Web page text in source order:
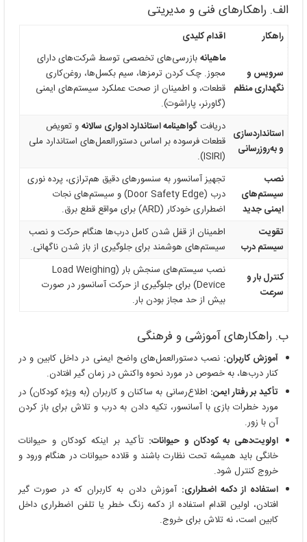
الف. راهکارهای فنی و مدیریتی
راهکار اقدام کلیدی
سرویس و
نگهداری منظم
ماهیانهبازرسی‌های تخصصی توسط شرکت‌های دارای
مجوز. چک کردن ترمزها، سیم بکسل‌ها، روغن‌کاری
قطعات، و اطمینان از صحت عملکرد سیستم‌های ایمنی
(گاورنر، پاراشوت).
استانداردسازی
و به‌روزرسانی
دریافتگواهینامه استاندارد ادواری سالانهو تعویض
قطعات فرسوده بر اساس دستورالعمل‌های استاندارد ملی
(ISIRI).
نصب
سیستم‌های
ایمنی جدید
تجهیز آسانسور به سنسورهای دقیق هم‌ترازی، پرده نوری
درب (Door Safety Edge) و سیستم‌های نجات
اضطراری خودکار (ARD) برای مواقع قطع برق.
تقویت
سیستم درب
اطمینان از قفل شدن کامل درب‌ها هنگام حرکت و نصب
سیستم‌های هوشمند برای جلوگیری از باز شدن ناگهانی.
کنترل بار و
سرعت
نصب سیستم‌های سنجش بار (Load Weighing
Device) برای جلوگیری از حرکت آسانسور در صورت
بیش از حد مجاز بودن بار.
ب. راهکارهای آموزشی و فرهنگی
آموزش کاربران: نصب دستورالعمل‌های واضح ایمنی در داخل کابین و در
کنار درب‌ها، به خصوص در مورد نحوه واکنش در زمان گیر افتادن.
تأکید بر رفتار ایمن: اطلاع‌رسانی به ساکنان و کاربران (به ویژه کودکان) در
مورد خطرات بازی با آسانسور، تکیه دادن به درب و تلاش برای باز کردن
آن با زور.
اولویت‌دهی به کودکان و حیوانات: تأکید بر اینکه کودکان و حیوانات
خانگی باید همیشه تحت نظارت باشند و قلاده حیوانات در هنگام ورود و
خروج کنترل شود.
استفاده از دکمه اضطراری: آموزش دادن به کاربران که در صورت گیر
افتادن، اولین اقدام استفاده از دکمه زنگ خطر یا تلفن اضطراری داخل
کابین است، نه تلاش برای خروج.